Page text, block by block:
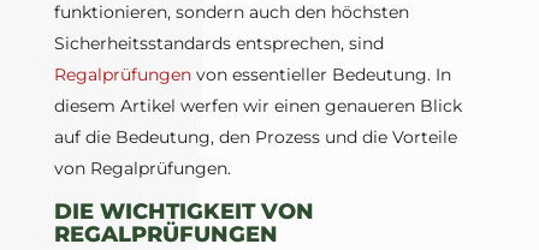
funktionieren, sondern auch den höchsten
Sicherheitsstandards entsprechen, sind
Regalprüfungenvon essentieller Bedeutung. In
diesem Artikel werfen wir einen genaueren Blick
auf die Bedeutung, den Prozess und die Vorteile
von Regalprüfungen.
DIE WICHTIGKEIT VON
REGALPRÜFUNGEN